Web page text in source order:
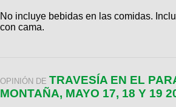
mas
votadas
No incluye bebidas en las comidas.
con cama.
OPINIÓN DE TRAVESÍA EN EL
MONTAÑA, MAYO 17, 18 Y 19